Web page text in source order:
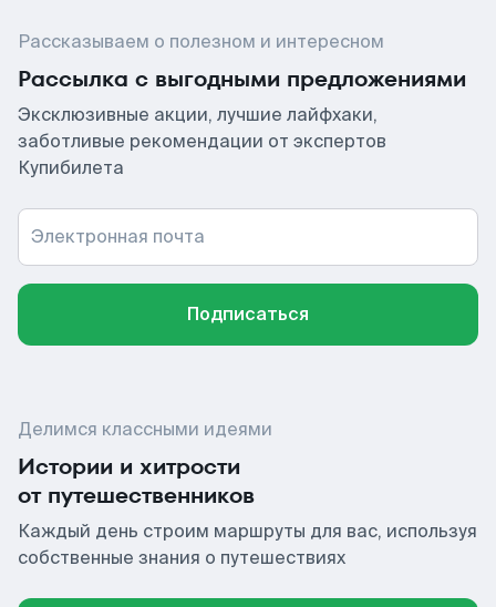
Рассказываем о полезном и интересном
Рассылка с выгодными предложениями
Эксклюзивные акции, лучшие лайфхаки,
заботливые рекомендации от экспертов
Купибилета
Электронная почта
Подписаться
Делимся классными идеями
Истории и хитрости
от путешественников
Каждый день строим маршруты для вас, используя
собственные знания о путешествиях